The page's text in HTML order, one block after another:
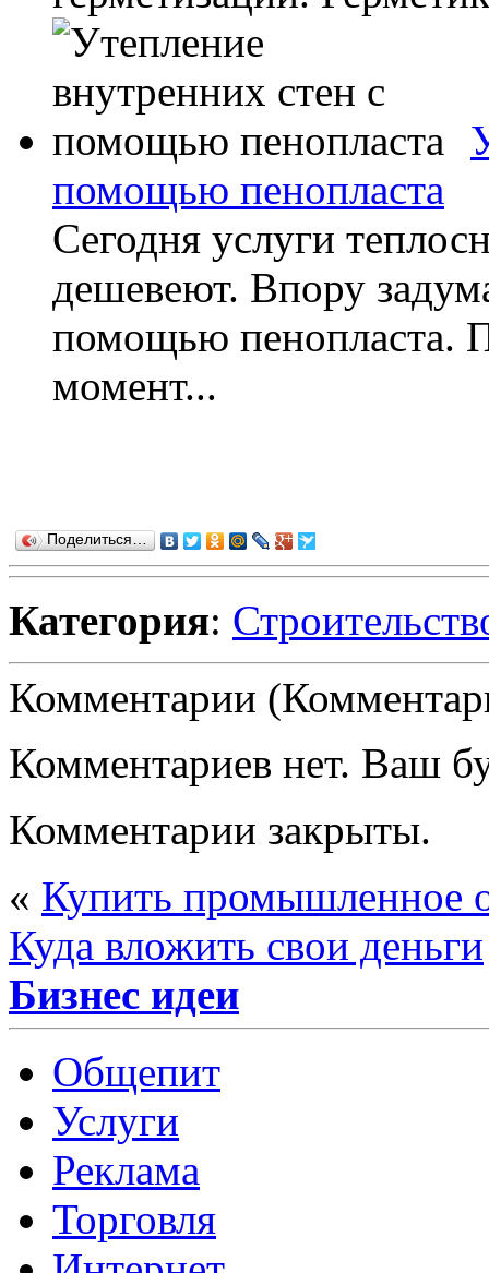
помощью пенопласта
Сегодня услуги
дешевеют. Впору
помощью пенопласта.
момент...
Поделиться…
Категория:
Комментарии
Комментариев нет. Ваш
Комментарии закрыты.
« Купить промышленное
Куда вложить свои деньги
Бизнес идеи
Общепит
Услуги
Реклама
Торговля